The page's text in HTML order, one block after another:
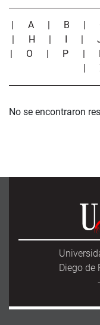
| A | B |
| H | I |
| O | P |
|
No se encontraron
Diego de